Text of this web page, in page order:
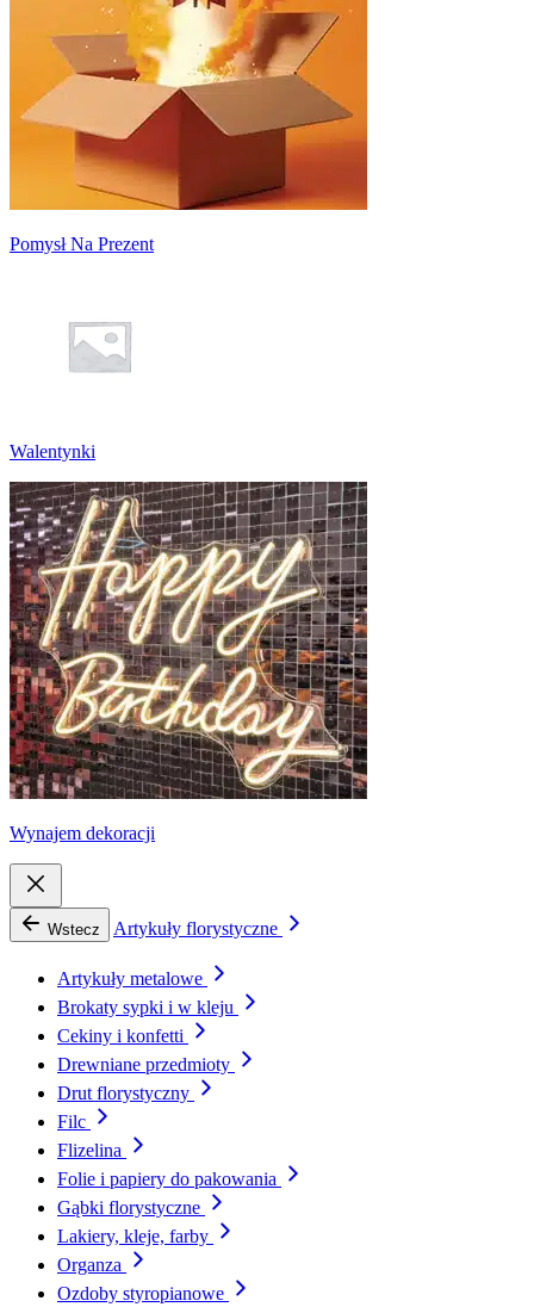
Pomysł Na Prezent
Walentynki
Wynajem dekoracji
Wstecz Artykuły florystyczne
Artykuły metalowe
Brokaty sypki i w kleju
Cekiny i konfetti
Drewniane przedmioty
Drut florystyczny
Filc
Flizelina
Folie i papiery do pakowania
Gąbki florystyczne
Lakiery, kleje, farby
Organza
Ozdoby styropianowe